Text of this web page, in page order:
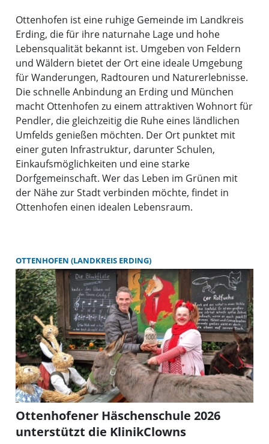
Ottenhofen ist eine ruhige Gemeinde im Landkreis
Erding, die für ihre naturnahe Lage und hohe
Lebensqualität bekannt ist. Umgeben von Feldern
und Wäldern bietet der Ort eine ideale Umgebung
für Wanderungen, Radtouren und Naturerlebnisse.
Die schnelle Anbindung an Erding und München
macht Ottenhofen zu einem attraktiven Wohnort für
Pendler, die gleichzeitig die Ruhe eines ländlichen
Umfelds genießen möchten. Der Ort punktet mit
einer guten Infrastruktur, darunter Schulen,
Einkaufsmöglichkeiten und eine starke
Dorfgemeinschaft. Wer das Leben im Grünen mit
der Nähe zur Stadt verbinden möchte, findet in
Ottenhofen einen idealen Lebensraum.
OTTENHOFEN (LANDKREIS ERDING)
Ottenhofener Häschenschule 2026
unterstützt die KlinikClowns